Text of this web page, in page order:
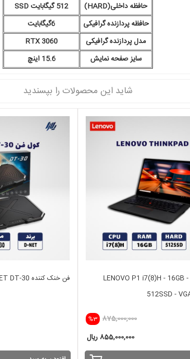
حافظه داخلی(HARD)
512 گیگابایت SSD
حافظه پردازنده گرافیکی
6گیگابایت
مدل پردازنده گرافیکی
RTX 3060
سایز صفحه نمایش
15.6 اینچ
شاید این محصولات را بپسندید
لپ تاپ استوک LENOVO P1 i7(8)H - 16GB -
512SSD -
%3 875,000,000
855,000,000 ریال
فن خنک کننده D-NET DT-30